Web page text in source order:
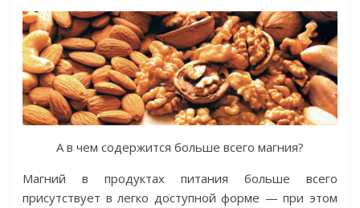
А в чем содержится больше всего магния?
Магний в продуктах питания больше всего
присутствует в легко доступной форме — при этом